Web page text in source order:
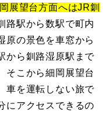
展望台方面へはJR釧
路駅から数駅で町内
原の景色を車窓から
から釧路湿原駅まで
そこから細岡展望台
車を運転しない旅で
にアクセスできるの